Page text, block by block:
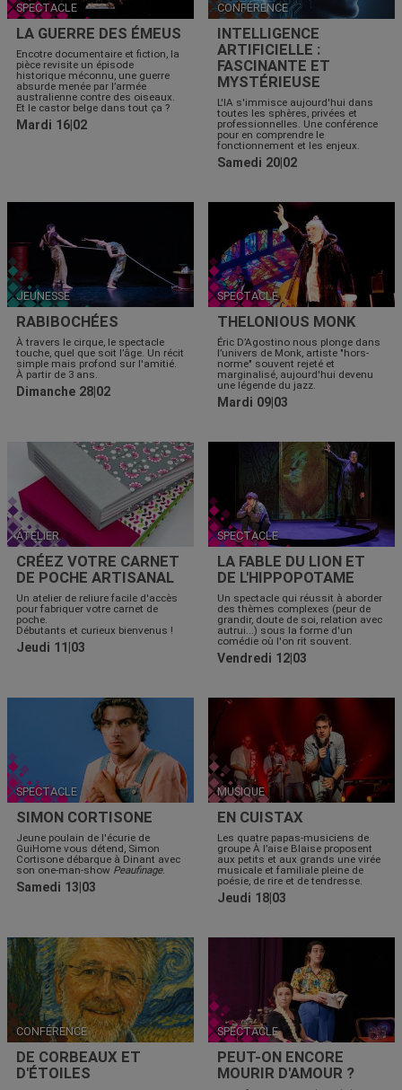
SPECTACLE
LA GUERRE DES ÉMEUS
Encotre documentaire et fiction, la
pièce revisite un épisode
historique méconnu, une guerre
absurde menée par l’armée
australienne contre des oiseaux.
Et le castor belge dans tout ça ?
Mardi 16|02
CONFÉRENCE
INTELLIGENCE
ARTIFICIELLE :
FASCINANTE ET
MYSTÉRIEUSE
L'IA s'immisce aujourd'hui dans
toutes les sphères, privées et
professionnelles. Une conférence
pour en comprendre le
fonctionnement et les enjeux.
Samedi 20|02
JEUNESSE
RABIBOCHÉES
À travers le cirque, le spectacle
touche, quel que soit l’âge. Un récit
simple mais profond sur l'amitié.
À partir de 3 ans.
Dimanche 28|02
SPECTACLE
THELONIOUS MONK
Éric D’Agostino nous plonge dans
l’univers de Monk, artiste "hors-
norme" souvent rejeté et
marginalisé, aujourd'hui devenu
une légende du jazz.
Mardi 09|03
ATELIER
CRÉEZ VOTRE CARNET
DE POCHE ARTISANAL
Un atelier de reliure facile d'accès
pour fabriquer votre carnet de
poche.
Débutants et curieux bienvenus !
Jeudi 11|03
SPECTACLE
LA FABLE DU LION ET
DE L'HIPPOPOTAME
Un spectacle qui réussit à aborder
des thèmes complexes (peur de
grandir, doute de soi, relation avec
autrui...) sous la forme d'un
comédie où l'on rit souvent.
Vendredi 12|03
SPECTACLE
SIMON CORTISONE
Jeune poulain de l'écurie de
GuiHome vous détend, Simon
Cortisone débarque à Dinant avec
son one-man-show Peaufinage.
Samedi 13|03
MUSIQUE
EN CUISTAX
Les quatre papas-musiciens de
groupe À l’aise Blaise proposent
aux petits et aux grands une virée
musicale et familiale pleine de
poésie, de rire et de tendresse.
Jeudi 18|03
CONFÉRENCE
DE CORBEAUX ET
D'ÉTOILES
SPECTACLE
PEUT-ON ENCORE
MOURIR D'AMOUR ?